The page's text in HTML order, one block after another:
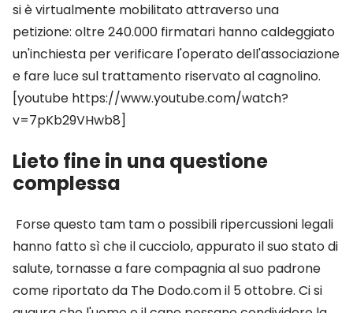
si è virtualmente mobilitato attraverso una
petizione: oltre 240.000 firmatari hanno caldeggiato
un'inchiesta per verificare l'operato dell'associazione
e fare luce sul trattamento riservato al cagnolino.
[youtube https://www.youtube.com/watch?
v=7pKb29VHwb8]
Lieto fine in una questione
complessa
Forse questo tam tam o possibili ripercussioni legali
hanno fatto sì che il cucciolo, appurato il suo stato di
salute, tornasse a fare compagnia al suo padrone
come riportato da The Dodo.com il 5 ottobre. Ci si